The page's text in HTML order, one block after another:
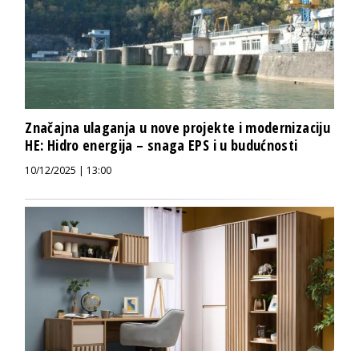
Značajna ulaganja u nove projekte i modernizaciju
HE: Hidro energija – snaga EPS i u budućnosti
10/12/2025 | 13:00